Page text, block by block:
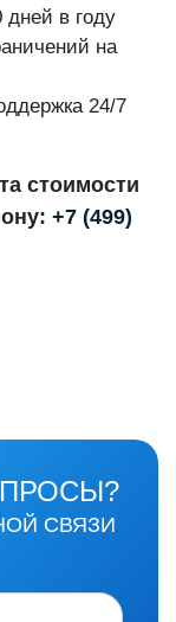
дней в году
на
24/7
стоимости
+7 (499)
СВЯЗИ